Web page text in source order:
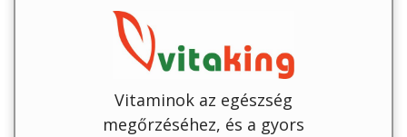
Vitaminok az egészség
megőrzéséhez, és a gyors